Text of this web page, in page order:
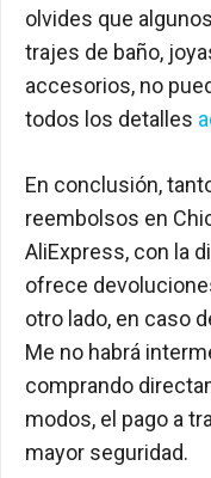
olvides que
trajes de baño,
accesorios, no
todos los detalles
En conclusión,
reembolsos en
AliExpress, con la
ofrece
otro lado, en caso
Me no habrá
comprando
modos, el pago a
mayor seguridad.